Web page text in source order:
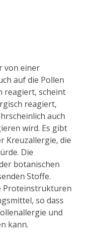
von einer
auf die Pollen
reagiert, scheint
reagiert,
auch
wird. Es gibt
Kreuzallergie, die
Die
botanischen
Stoffe.
Proteinstrukturen
so dass
und
kann.